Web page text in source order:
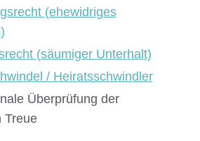
(ehewidriges
(säumiger Unterhalt)
/ Heiratsschwindler
Überprüfung der
Treue